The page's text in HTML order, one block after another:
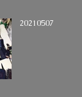
20210507